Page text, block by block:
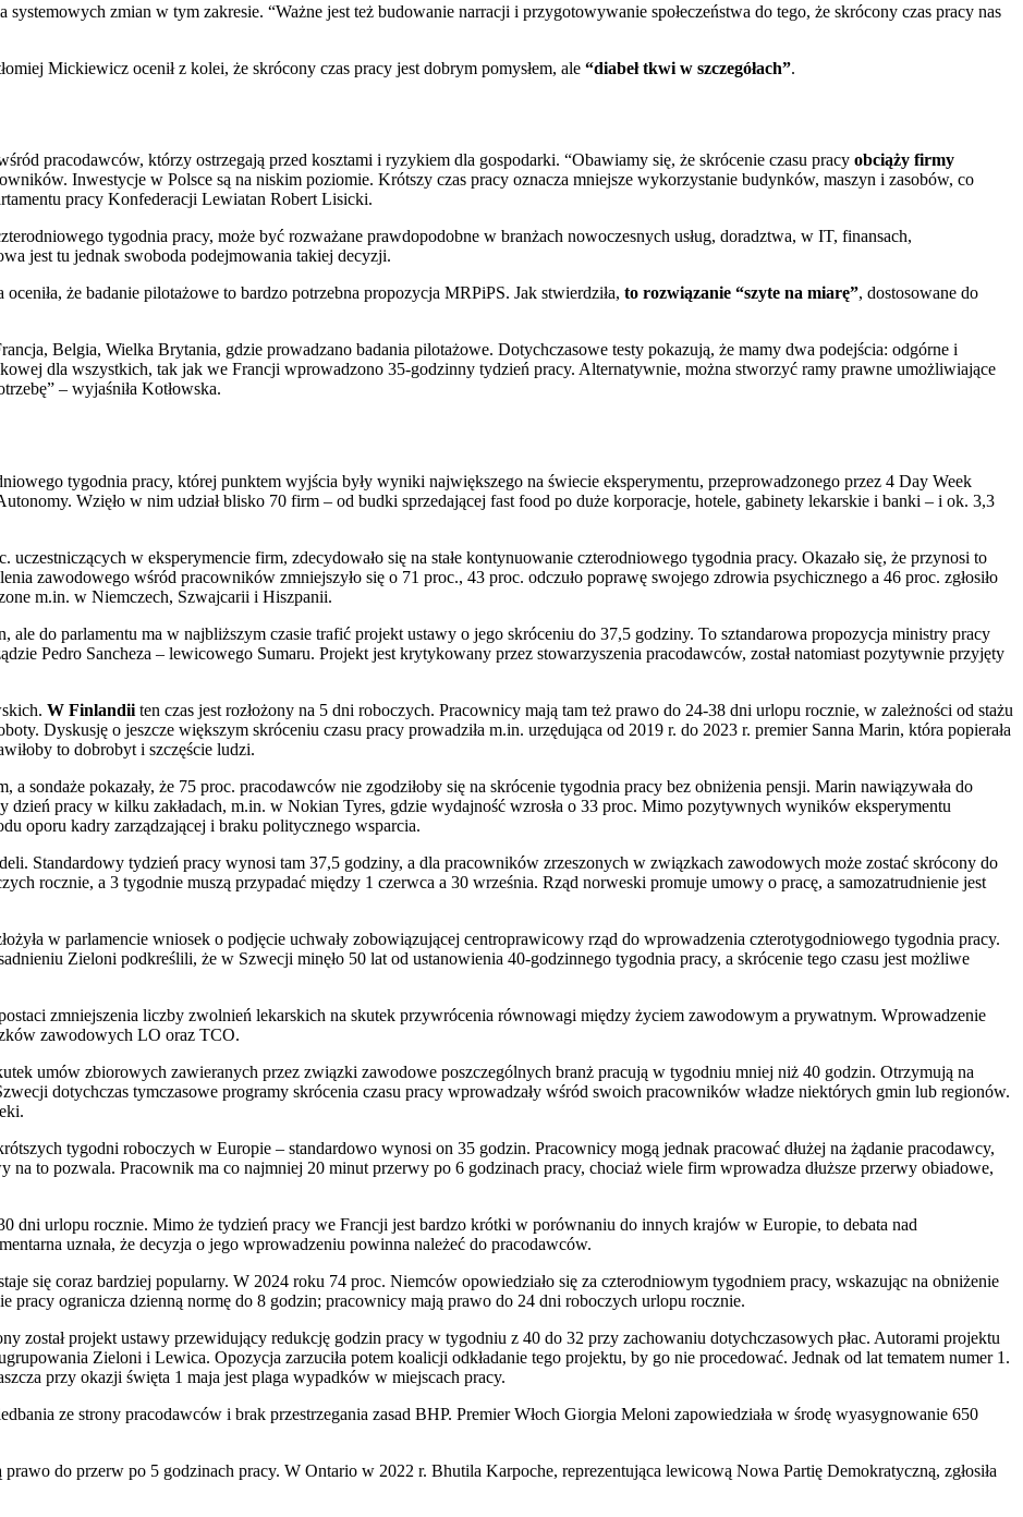
zmian w tym zakresie. “Ważne jest też budowanie narracji i przygotowywanie społeczeństwa do tego, że skrócony czas pracy nas
Mickiewicz ocenił z kolei, że skrócony czas pracy jest dobrym pomysłem, ale “diabeł tkwi w szczegółach”.
pracodawców, którzy ostrzegają przed kosztami i ryzykiem dla gospodarki. “Obawiamy się, że skrócenie czasu pracy obciąży firmy
Inwestycje w Polsce są na niskim poziomie. Krótszy czas pracy oznacza mniejsze wykorzystanie budynków, maszyn i zasobów, co
pracy Konfederacji Lewiatan Robert Lisicki.
tygodnia pracy, może być rozważane prawdopodobne w branżach nowoczesnych usług, doradztwa, w IT, finansach,
jest tu jednak swoboda podejmowania takiej decyzji.
że badanie pilotażowe to bardzo potrzebna propozycja MRPiPS. Jak stwierdziła, to rozwiązanie “szyte na miarę”, dostosowane do
Belgia, Wielka Brytania, gdzie prowadzano badania pilotażowe. Dotychczasowe testy pokazują, że mamy dwa podejścia: odgórne i
dla wszystkich, tak jak we Francji wprowadzono 35-godzinny tydzień pracy. Alternatywnie, można stworzyć ramy prawne umożliwiające
– wyjaśniła Kotłowska.
tygodnia pracy, której punktem wyjścia były wyniki największego na świecie eksperymentu, przeprowadzonego przez 4 Day Week
Wzięło w nim udział blisko 70 firm – od budki sprzedającej fast food po duże korporacje, hotele, gabinety lekarskie i banki – i ok. 3,3
uczestniczących w eksperymencie firm, zdecydowało się na stałe kontynuowanie czterodniowego tygodnia pracy. Okazało się, że przynosi to
zawodowego wśród pracowników zmniejszyło się o 71 proc., 43 proc. odczuło poprawę swojego zdrowia psychicznego a 46 proc. zgłosiło
m.in. w Niemczech, Szwajcarii i Hiszpanii.
ale do parlamentu ma w najbliższym czasie trafić projekt ustawy o jego skróceniu do 37,5 godziny. To sztandarowa propozycja ministry pracy
Pedro Sancheza – lewicowego Sumaru. Projekt jest krytykowany przez stowarzyszenia pracodawców, został natomiast pozytywnie przyjęty
W Finlandii ten czas jest rozłożony na 5 dni roboczych. Pracownicy mają tam też prawo do 24-38 dni urlopu rocznie, w zależności od stażu
Dyskusję o jeszcze większym skróceniu czasu pracy prowadziła m.in. urzędująca od 2019 r. do 2023 r. premier Sanna Marin, która popierała
to dobrobyt i szczęście ludzi.
a sondaże pokazały, że 75 proc. pracodawców nie zgodziłoby się na skrócenie tygodnia pracy bez obniżenia pensji. Marin nawiązywała do
pracy w kilku zakładach, m.in. w Nokian Tyres, gdzie wydajność wzrosła o 33 proc. Mimo pozytywnych wyników eksperymentu
oporu kadry zarządzającej i braku politycznego wsparcia.
Standardowy tydzień pracy wynosi tam 37,5 godziny, a dla pracowników zrzeszonych w związkach zawodowych może zostać skrócony do
rocznie, a 3 tygodnie muszą przypadać między 1 czerwca a 30 września. Rząd norweski promuje umowy o pracę, a samozatrudnienie jest
w parlamencie wniosek o podjęcie uchwały zobowiązującej centroprawicowy rząd do wprowadzenia czterotygodniowego tygodnia pracy.
Zieloni podkreślili, że w Szwecji minęło 50 lat od ustanowienia 40-godzinnego tygodnia pracy, a skrócenie tego czasu jest możliwe
zmniejszenia liczby zwolnień lekarskich na skutek przywrócenia równowagi między życiem zawodowym a prywatnym. Wprowadzenie
zawodowych LO oraz TCO.
umów zbiorowych zawieranych przez związki zawodowe poszczególnych branż pracują w tygodniu mniej niż 40 godzin. Otrzymują na
dotychczas tymczasowe programy skrócenia czasu pracy wprowadzały wśród swoich pracowników władze niektórych gmin lub regionów.
tygodni roboczych w Europie – standardowo wynosi on 35 godzin. Pracownicy mogą jednak pracować dłużej na żądanie pracodawcy,
na to pozwala. Pracownik ma co najmniej 20 minut przerwy po 6 godzinach pracy, chociaż wiele firm wprowadza dłuższe przerwy obiadowe,
dni urlopu rocznie. Mimo że tydzień pracy we Francji jest bardzo krótki w porównaniu do innych krajów w Europie, to debata nad
uznała, że decyzja o jego wprowadzeniu powinna należeć do pracodawców.
się coraz bardziej popularny. W 2024 roku 74 proc. Niemców opowiedziało się za czterodniowym tygodniem pracy, wskazując na obniżenie
pracy ogranicza dzienną normę do 8 godzin; pracownicy mają prawo do 24 dni roboczych urlopu rocznie.
został projekt ustawy przewidujący redukcję godzin pracy w tygodniu z 40 do 32 przy zachowaniu dotychczasowych płac. Autorami projektu
Zieloni i Lewica. Opozycja zarzuciła potem koalicji odkładanie tego projektu, by go nie procedować. Jednak od lat tematem numer 1.
przy okazji święta 1 maja jest plaga wypadków w miejscach pracy.
ze strony pracodawców i brak przestrzegania zasad BHP. Premier Włoch Giorgia Meloni zapowiedziała w środę wyasygnowanie 650
do przerw po 5 godzinach pracy. W Ontario w 2022 r. Bhutila Karpoche, reprezentująca lewicową Nowa Partię Demokratyczną, zgłosiła